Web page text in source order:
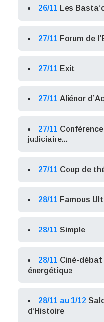
26/11 Les
27/11 Forum de
27/11 Exit
27/11 Aliénor
27/11
judiciaire...
27/11 Coup de
28/11 Famous
28/11 Simple
28/11 Ciné-
énergétique
28/11 au 1/12
d’Histoire